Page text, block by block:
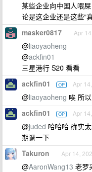
某些企业向中国人喂
论是这企业还是这些“真
masker0817 Apr
@liaoyaoheng
@ackfin01
三星港行 S20 看看
ackfin01 OP Apr
@liaoyaoheng 唉 所
ackfin01 OP Apr
@juded 哈哈哈 确实
期调一下
Takuron Apr 14,
@AaronWang13 老罗